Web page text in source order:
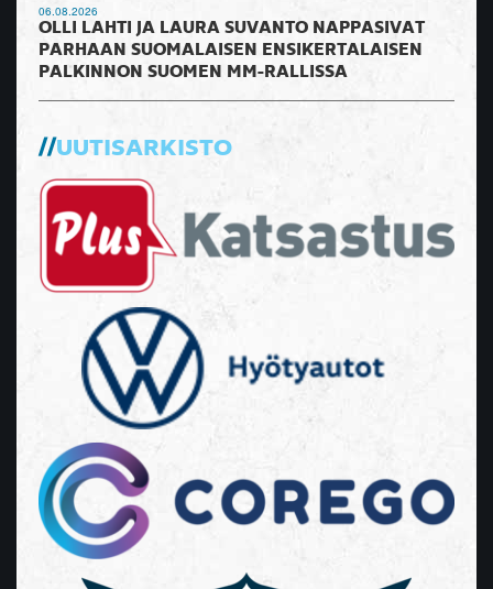
06.08.2026
OLLI LAHTI JA LAURA SUVANTO NAPPASIVAT
PARHAAN SUOMALAISEN ENSIKERTALAISEN
PALKINNON SUOMEN MM-RALLISSA
UUTISARKISTO